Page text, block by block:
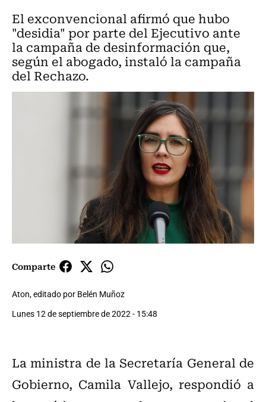
El exconvencional afirmó que hubo
"desidia" por parte del Ejecutivo ante
la campaña de desinformación que,
según el abogado, instaló la campaña
del Rechazo.
Comparte
Aton, editado por Belén Muñoz
Lunes 12 de septiembre de 2022 - 15:48
La ministra de la Secretaría General de
Gobierno, Camila Vallejo, respondió a